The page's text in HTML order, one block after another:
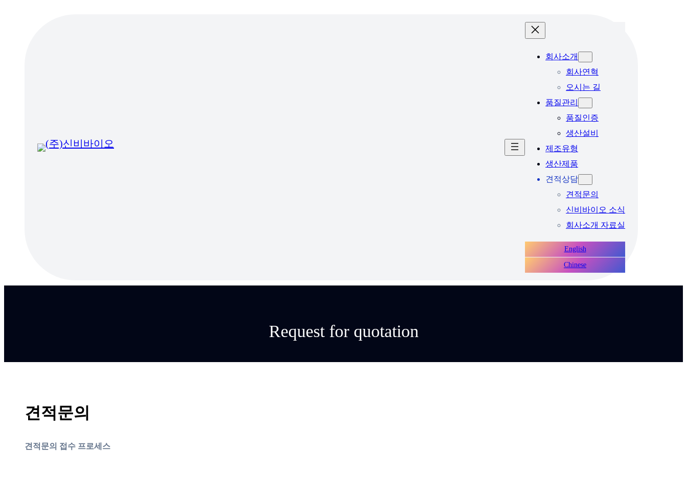
회사소개
회사연혁
오시는 길
품질관리
품질인증
생산설비
제조유형
생산제품
견적상담
견적문의
신비바이오 소식
회사소개 자료실
English
Chinese
Request for quotation
견적문의
견적문의 접수 프로세스